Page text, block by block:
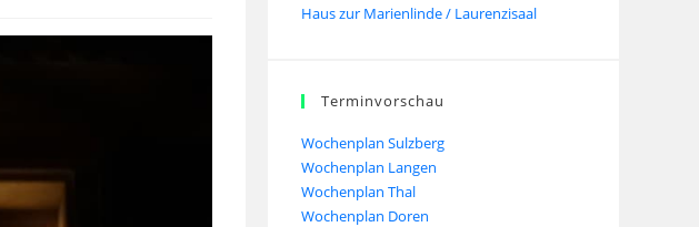
Haus zur Marienlinde / Laurenzisaal
Terminvorschau
Wochenplan Sulzberg
Wochenplan Langen
Wochenplan Thal
Wochenplan Doren